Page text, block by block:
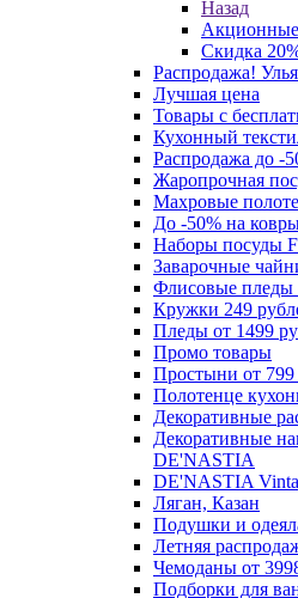
Назад
Скидка
Распродажа!
Лучшая цена
Товары с
Кухонный
Распродажа до -
Жаропрочная
Махровые
До -50% на
Наборы посуды
Заварочные
Флисовые пледы
Кружки 249
Пледы от 1499
Промо товары
Простыни от 799
Полотенце
Декоративные
Декоративные
DE'NASTIA
DE'NASTIA
Ляган, Казан
Подушки и
Летняя
Чемоданы от
Подборки для